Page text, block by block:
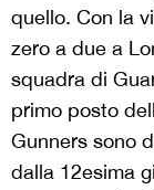
quello. Con la
zero a due a
squadra di
primo posto
Gunners sono
dalla 12esima